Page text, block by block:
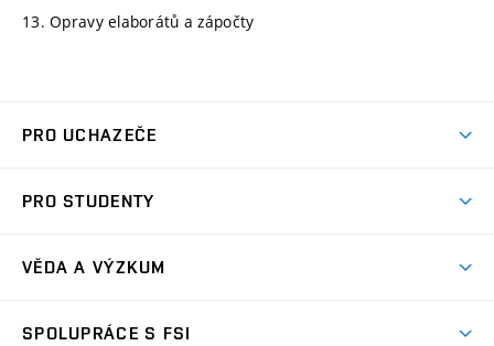
13. Opravy elaborátů a zápočty
PRO UCHAZEČE
Ambasadoři studia
Zápisy
PRO STUDENTY
Studijní předpisy
VĚDA A VÝZKUM
SPOLUPRÁCE S FSI